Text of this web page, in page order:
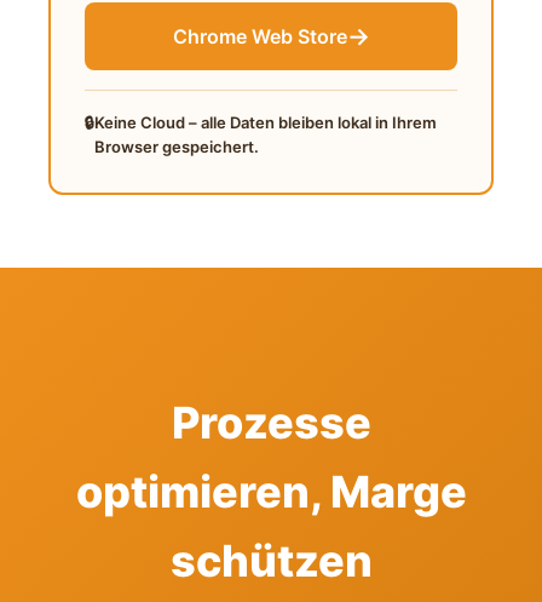
Chrome Web Store→
🔒Keine Cloud – alle Daten bleiben lokal in Ihrem
Browser gespeichert.
Prozesse
optimieren, Marge
schützen